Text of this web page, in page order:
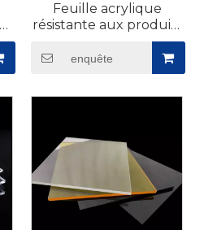
Feuille acrylique
résistante aux produits
chimiques pour la
fabrication​
enquête